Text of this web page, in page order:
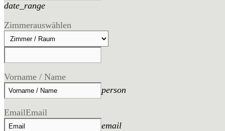
date_range
Zimmerauswählen
Vorname / Name
person
EmailEmail
email